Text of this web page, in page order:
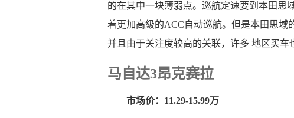
的在其中一块薄弱点。巡航定速要到本田思
着更加高級的ACC自动巡航。但是本田思域
并且由于关注度较高的关联，许多 地区买车
马自达3昂克赛拉
市场价：11.29-15.99万